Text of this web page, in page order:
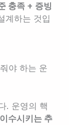
충족 + 증빙
계하는 것입
야 하는 운
. 운영의 핵
수시키는 추